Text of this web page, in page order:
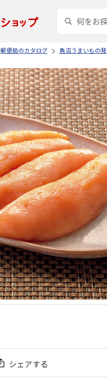
郵便局のカタログ 魚沼うまいもの発
シェアする